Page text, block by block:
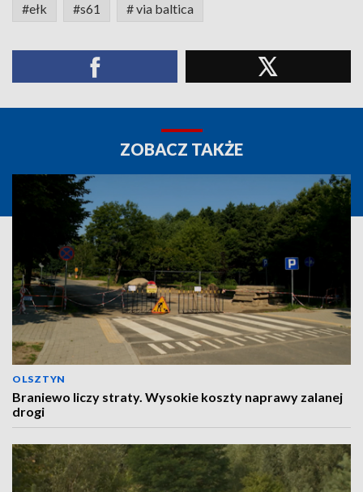
#ełk #s61 # via baltica
ZOBACZ TAKŻE
OLSZTYN
Braniewo liczy straty. Wysokie koszty naprawy zalanej
drogi